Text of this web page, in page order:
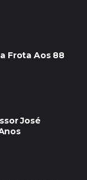
Frota Aos 88
José